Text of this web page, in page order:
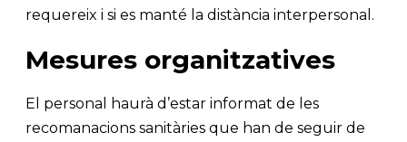
requereix i si es manté la distància interpersonal.
Mesures organitzatives
El personal haurà d’estar informat de les
recomanacions sanitàries que han de seguir de